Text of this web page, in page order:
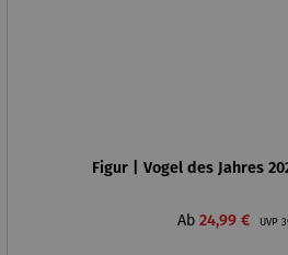
Figur | Vogel des Jahres
Verkaufspreis:
Ab 24,99 € UVP